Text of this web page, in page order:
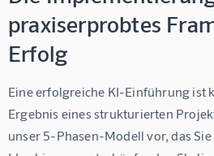
praxiserprobtes
Erfolg
Eine erfolgreiche KI-Einführung ist
Ergebnis eines strukturierten
unser 5-Phasen-Modell vor, das